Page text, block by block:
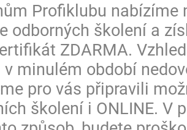
Profiklubu nabízíme
odborných školení a
ZDARMA.
v minulém období
pro vás připravili
školení i ONLINE. V